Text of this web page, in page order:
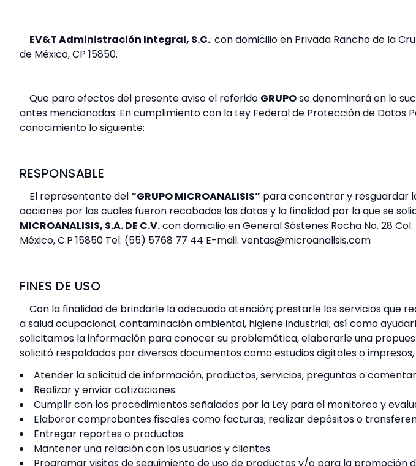
EV&T Administración Integral, S.C.: con domicilio en Privada Rancho de la
de México, CP 15850.
Que para efectos del presente aviso el referido GRUPOse denominará en lo
antes mencionadas. En cumplimiento con la Ley Federal de Protección de Datos
conocimiento lo siguiente:
RESPONSABLE
El representante del“GRUPO MICROANALISIS” para concentrar y resguardar
acciones por las cuales fueron recabados los datos y la finalidad por la que se
MICROANALISIS, S.A. DE C.V.con domicilio en General Sóstenes Rocha No. 28
México, C.P 15850 Tel: (55) 5768 77 44 E-mail: ventas@microanalisis.com
FINES DE USO
Con la finalidad de brindarle la adecuada atención; prestarle los servicios que
a salud ocupacional, contaminación ambiental, higiene industrial; así como
solicitamos la información para conocer su problemática, elaborarle una
solicitó respaldados por diversos documentos como estudios digitales o
Atender la solicitud de información, productos, servicios, preguntas o
Realizar y enviar cotizaciones.
Cumplir con los procedimientos señalados por la Ley para el monitoreo y
Elaborar comprobantes fiscales como facturas; realizar depósitos o
Entregar reportes o productos.
Mantener una relación con los usuarios y clientes.